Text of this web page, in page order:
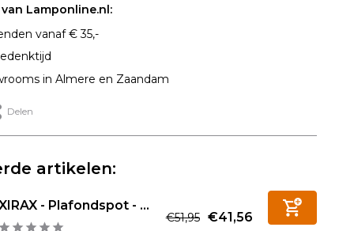
Lamponline.nl:
vanaf € 35,-
in Almere en Zaandam
Delen
artikelen:
- Plafondspot - ...
€51,95 €41,56